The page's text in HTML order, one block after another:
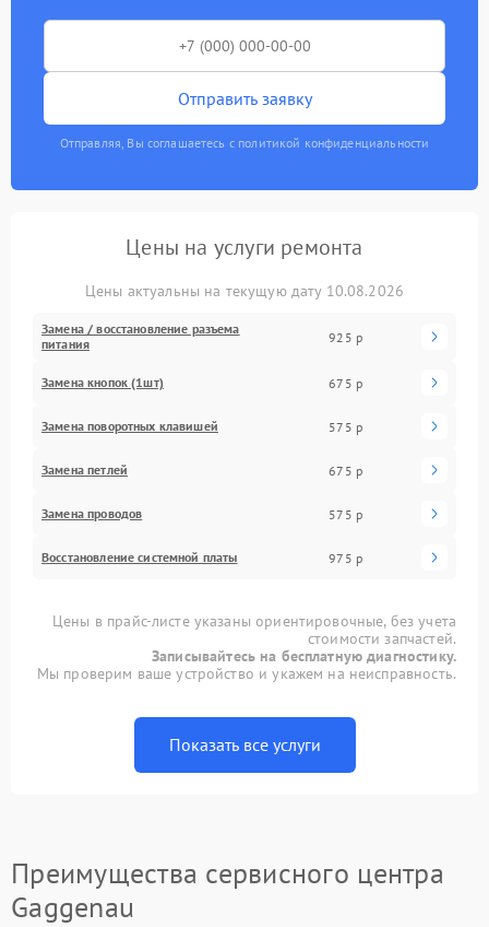
Отправить заявку
Отправляя, Вы соглашаетесь с политикой конфиденциальности
Цены на услуги ремонта
Цены актуальны на текущую дату 10.08.2026
Замена / восстановление разъема
питания
925 р
Замена кнопок (1шт) 675 р
Замена поворотных клавишей 575 р
Замена петлей 675 р
Замена проводов 575 р
Восстановление системной платы 975 р
Цены в прайс-листе указаны ориентировочные, без учета
стоимости запчастей.
Записывайтесь на бесплатную диагностику.
Мы проверим ваше устройство и укажем на неисправность.
Показать все услуги
Преимущества сервисного центра
Gaggenau